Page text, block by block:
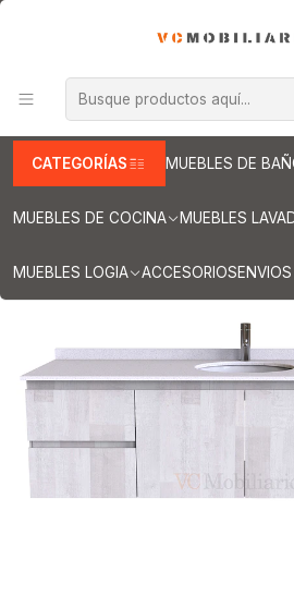
CATEGORÍAS MUEBLES DE
MUEBLES DE COCINA MUEBLES
MUEBLES LOGIA ACCESORIOS
Muebles vanitorio aereo
Mueble vanitorios aereo -
Mueble Vanitorio aereo simple de